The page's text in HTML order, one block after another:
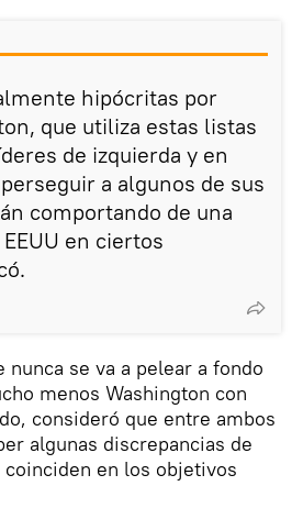
hipócritas por
que utiliza estas listas
de izquierda y en
a algunos de sus
comportando de una
en ciertos
nunca se va a pelear a fondo
menos Washington con
consideró que entre ambos
algunas discrepancias de
en los objetivos